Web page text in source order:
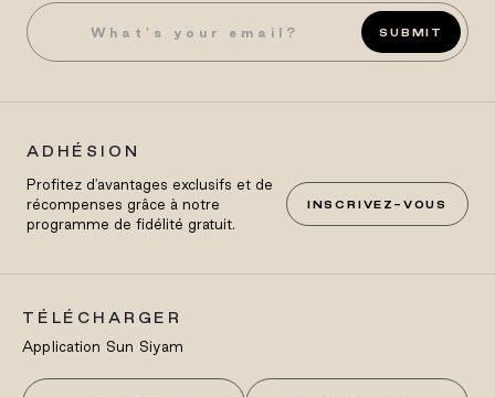
SUBMIT
ADHÉSION
Profitez d'avantages exclusifs et de
récompenses grâce à notre
programme de fidélité gratuit.
INSCRIVEZ-VOUS
TÉLÉCHARGER
Application Sun Siyam